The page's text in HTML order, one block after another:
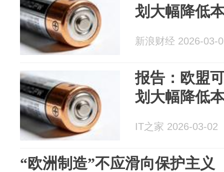
划大幅降低
新浪财经 2026-03-
报告：欧盟
划大幅降低
IT之家 2026-03-02
“欧洲制造”不应滑向保护主义